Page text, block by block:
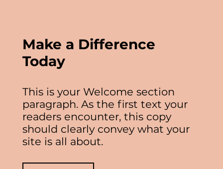
Make a Difference
Today
This is your Welcome section
paragraph. As the first text your
readers encounter, this copy
should clearly convey what your
site is all about.